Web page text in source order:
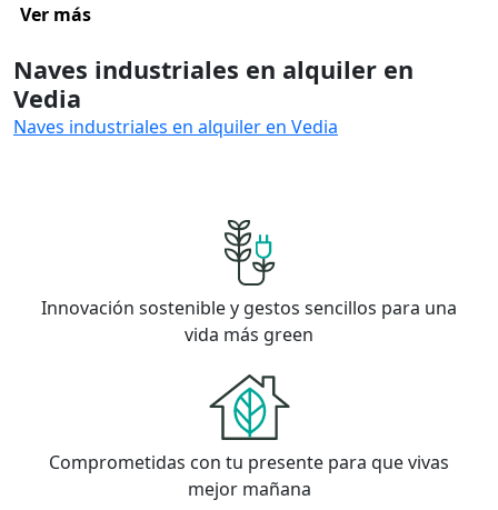
Ver más
Naves industriales en alquiler en
Vedia
Naves industriales en alquiler en Vedia
Innovación sostenible y gestos sencillos para una
vida más green
Comprometidas con tu presente para que vivas
mejor mañana